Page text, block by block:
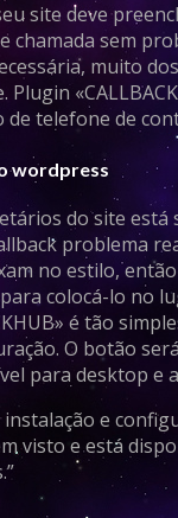
site deve
chamada sem
muito
telefone de
wordpress
do site está
problema
no estilo,
colocá-lo no
é tão
O botão
para desktop e
e
visto e está